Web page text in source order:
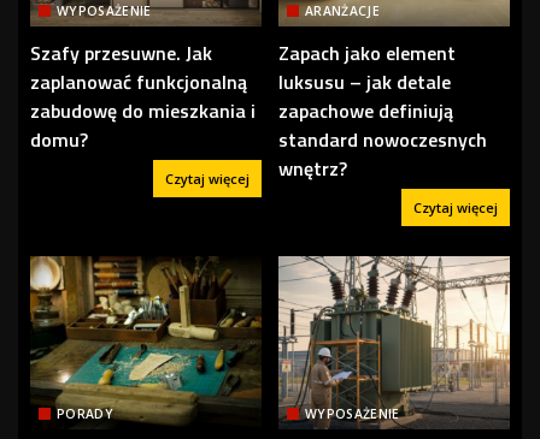
WYPOSAŻENIE
Szafy przesuwne. Jak
zaplanować funkcjonalną
zabudowę do mieszkania i
domu?
Czytaj więcej
ARANŻACJE
Zapach jako element
luksusu – jak detale
zapachowe definiują
standard nowoczesnych
wnętrz?
Czytaj więcej
PORADY WYPOSAŻENIE